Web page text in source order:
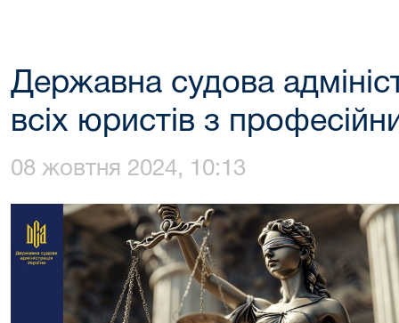
Державна судова
всіх юристів з
08 жовтня 2024, 10:13